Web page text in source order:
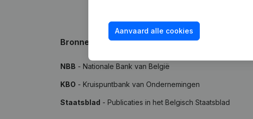
Bronnen
NBB - Nationale Bank van België
KBO - Kruispuntbank van Ondernemingen
Staatsblad - Publicaties in het Belgisch Staatsblad
Aanvaard alle cookies